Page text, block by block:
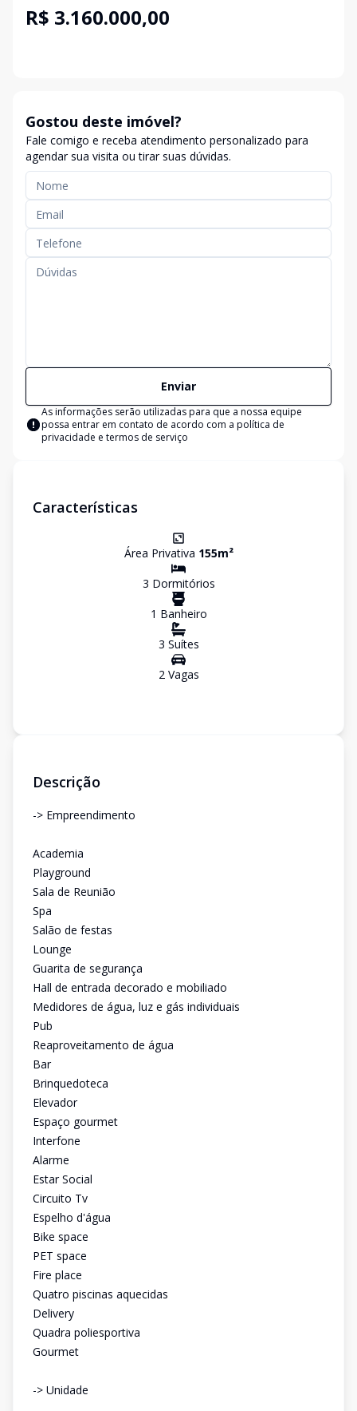
R$ 3.160.000,00
Gostou deste imóvel?
Fale comigo e receba atendimento personalizado para
agendar sua visita ou tirar suas dúvidas.
Enviar
As informações serão utilizadas para que a nossa equipe
possa entrar em contato de acordo com a política de
privacidade e termos de serviço
Características
Área Privativa 155m²
3 Dormitórios
1 Banheiro
3 Suítes
2Vagas
Descrição
-> Empreendimento
Academia
Playground
Sala de Reunião
Spa
Salão de festas
Lounge
Guarita de segurança
Hall de entrada decorado e mobiliado
Medidores de água, luz e gás individuais
Pub
Reaproveitamento de água
Bar
Brinquedoteca
Elevador
Espaço gourmet
Interfone
Alarme
Estar Social
Circuito Tv
Espelho d'água
Bike space
PET space
Fire place
Quatro piscinas aquecidas
Delivery
Quadra poliesportiva
Gourmet
-> Unidade